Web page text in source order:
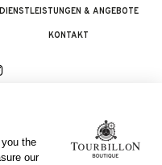
DIENSTLEISTUNGEN & ANGEBOTE
KONTAKT